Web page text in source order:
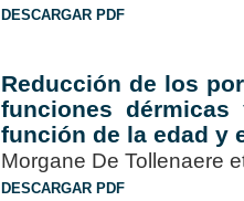
DESCARGAR PDF
Reducción de los
funciones
función de la edad y
Morgane De Tollenaere
DESCARGAR PDF